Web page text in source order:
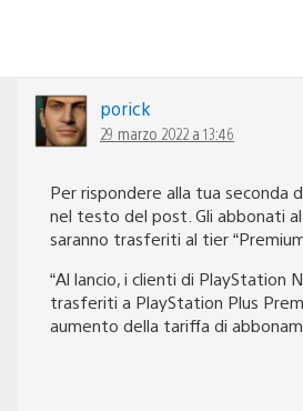
porick
29 marzo 2022 a 13:46
Per rispondere alla tua seconda
nel testo del post. Gli abbonati
saranno trasferiti al tier
“Al lancio, i clienti di PlayStation
trasferiti a PlayStation Plus
aumento della tariffa di